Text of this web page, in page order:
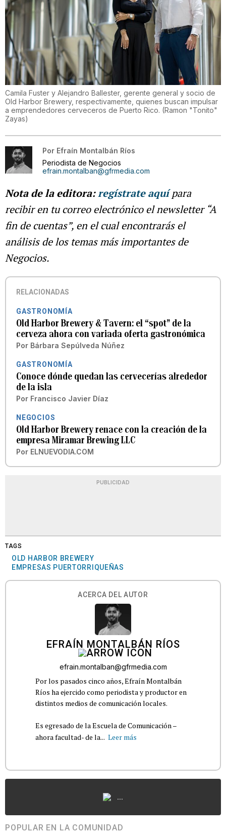
Camila Fuster y Alejandro Ballester, gerente general y socio de
Old Harbor Brewery, respectivamente, quienes buscan impulsar
a emprendedores cerveceros de Puerto Rico. (Ramon "Tonito"
Zayas)
Por Efraín Montalbán Ríos
Periodista de Negocios
efrain.montalban@gfrmedia.com
Nota de la editora:regístrate aquí para
recibir en tu correo electrónico el newsletter “A
fin de cuentas”, en el cual encontrarás el
análisis de los temas más importantes de
Negocios.
RELACIONADAS
GASTRONOMÍA
Old Harbor Brewery & Tavern: el “spot” de la
cerveza ahora con variada oferta gastronómica
Por Bárbara Sepúlveda Núñez
GASTRONOMÍA
Conoce dónde quedan las cervecerías alrededor
de la isla
Por Francisco Javier Díaz
NEGOCIOS
Old Harbor Brewery renace con la creación de la
empresa Miramar Brewing LLC
Por ELNUEVODIA.COM
PUBLICIDAD
TAGS
OLD HARBOR BREWERY
EMPRESAS PUERTORRIQUEÑAS
ACERCA DEL AUTOR
EFRAÍN MONTALBÁN RÍOS
efrain.montalban@gfrmedia.com
Por los pasados cinco años, Efraín Montalbán
Ríos ha ejercido como periodista y productor en
distintos medios de comunicación locales.
Es egresado de la Escuela de Comunicación –
ahora facultad- de la... Leer más
...
POPULAR EN LA COMUNIDAD